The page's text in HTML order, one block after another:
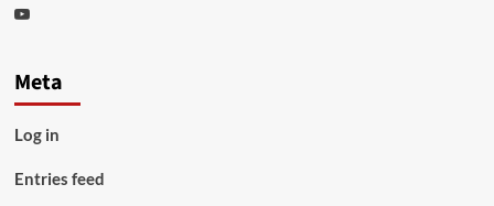
Youtube
Meta
Log in
Entries feed